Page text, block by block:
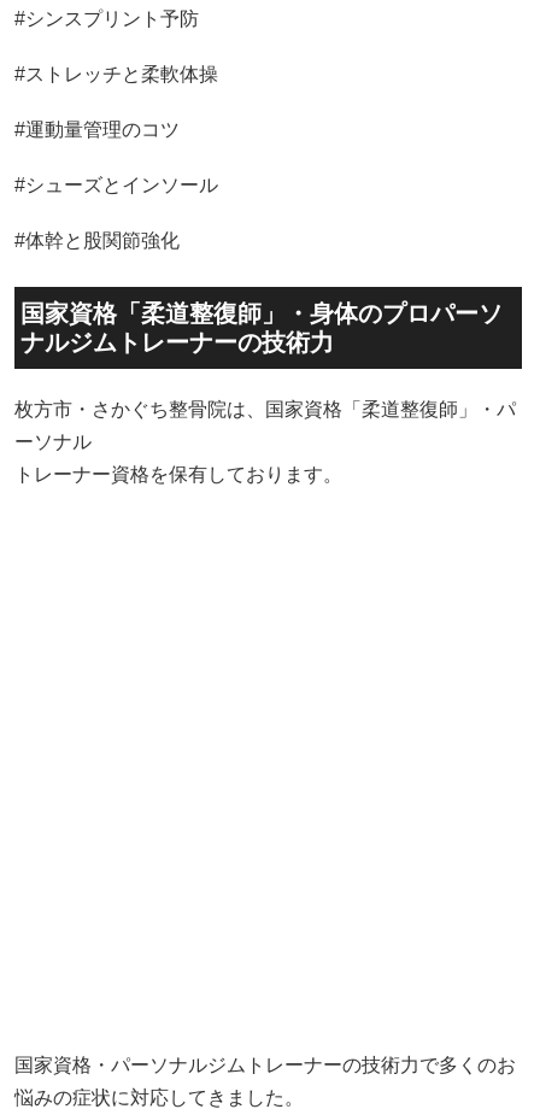
#シンスプリント予防
#ストレッチと柔軟体操
#運動量管理のコツ
#シューズとインソール
#体幹と股関節強化
国家資格「柔道整復師」・身体のプロパーソ
ナルジムトレーナーの技術力
枚方市・さかぐち整骨院は、国家資格「柔道整復師」・パ
ーソナル
トレーナー資格を保有しております。
国家資格・パーソナルジムトレーナーの技術力で多くのお
悩みの症状に対応してきました。